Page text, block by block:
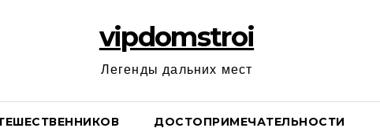
vipdomstroi
Легенды дальних мест
ДОСТОПРИМЕЧАТЕЛЬНОСТИ